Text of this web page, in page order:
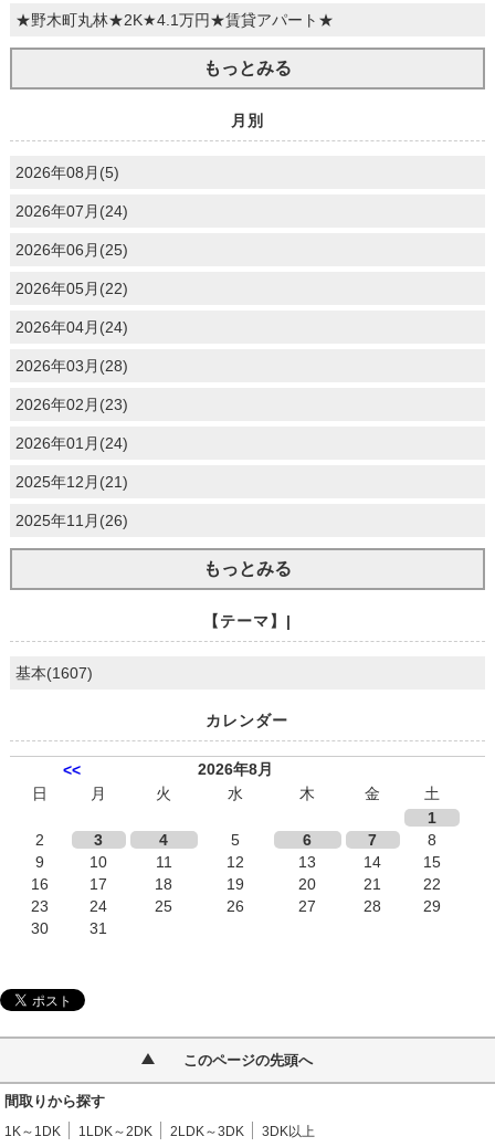
★野木町丸林★2K★4.1万円★賃貸アパート★
もっとみる
月別
2026年08月(5)
2026年07月(24)
2026年06月(25)
2026年05月(22)
2026年04月(24)
2026年03月(28)
2026年02月(23)
2026年01月(24)
2025年12月(21)
2025年11月(26)
もっとみる
【テーマ】|
基本(1607)
カレンダー
<<
2026年8月
日
月 火 水 木 金
土
1
2
3 4 5 6 7
8
9
10 11 12 13 14
15
16
17 18 19 20 21
22
23
24 25 26 27 28
29
30
31
このページの先頭へ
間取りから探す
1K～1DK 1LDK～2DK 2LDK～3DK 3DK以上